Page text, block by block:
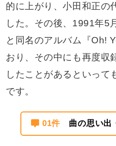
的に上がり、小田和正の
した。その後、1991年5
と同名のアルバム『Oh!
おり、その中にも再度収
したことがあるといって
です。
01件 曲の思い出